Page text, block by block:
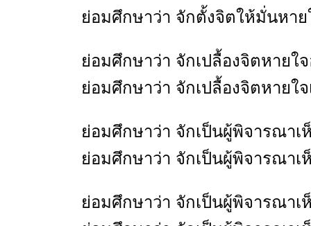
ย่อมศึกษาว่า จักตั้งจิตให้มั่นหาย
ย่อมศึกษาว่า จักเปลื้องจิตหายใ
ย่อมศึกษาว่า จักเปลื้องจิตหายใจ
ย่อมศึกษาว่า จักเป็นผู้พิจารณาเ
ย่อมศึกษาว่า จักเป็นผู้พิจารณาเ
ย่อมศึกษาว่า จักเป็นผู้พิจารณา